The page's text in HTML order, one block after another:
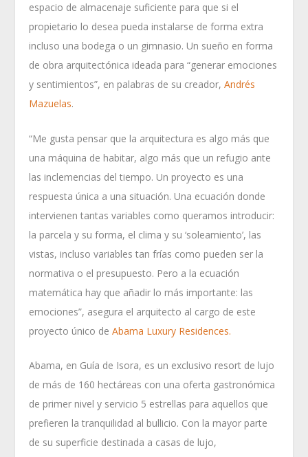
espacio de almacenaje suficiente para que si el
propietario lo desea pueda instalarse de forma extra
incluso una bodega o un gimnasio. Un sueño en forma
de obra arquitectónica ideada para “generar emociones
y sentimientos”, en palabras de su creador,Andrés
Mazuelas.
“Me gusta pensar que la arquitectura es algo más que
una máquina de habitar, algo más que un refugio ante
las inclemencias del tiempo. Un proyecto es una
respuesta única a una situación. Una ecuación donde
intervienen tantas variables como queramos introducir:
la parcela y su forma, el clima y su ‘soleamiento’, las
vistas, incluso variables tan frías como pueden ser la
normativa o el presupuesto. Pero a la ecuación
matemática hay que añadir lo más importante: las
emociones”, asegura el arquitecto al cargo de este
proyecto único deAbama Luxury Residences.
Abama, en Guía de Isora, es un exclusivo resort de lujo
de más de 160 hectáreas con una oferta gastronómica
de primer nivel y servicio 5 estrellas para aquellos que
prefieren la tranquilidad al bullicio. Con la mayor parte
de su superficie destinada a casas de lujo,